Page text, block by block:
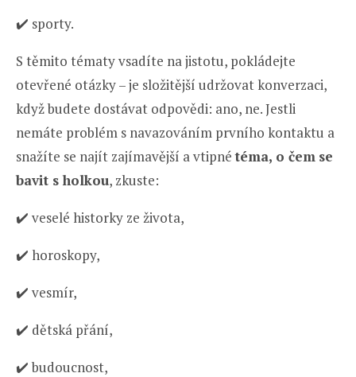
✔️ sporty.
S těmito tématy vsadíte na jistotu, pokládejte
otevřené otázky – je složitější udržovat konverzaci,
když budete dostávat odpovědi: ano, ne. Jestli
nemáte problém s navazováním prvního kontaktu a
snažíte se najít zajímavější a vtipnétéma, o čem se
bavit s holkou, zkuste:
✔️ veselé historky ze života,
✔️ horoskopy,
✔️ vesmír,
✔️ dětská přání,
✔️ budoucnost,